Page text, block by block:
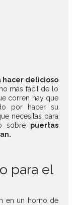
hacer delicioso
más fácil de lo
corren hay que
por hacer su
necesitas para
sobre puertas
para el
en un horno de